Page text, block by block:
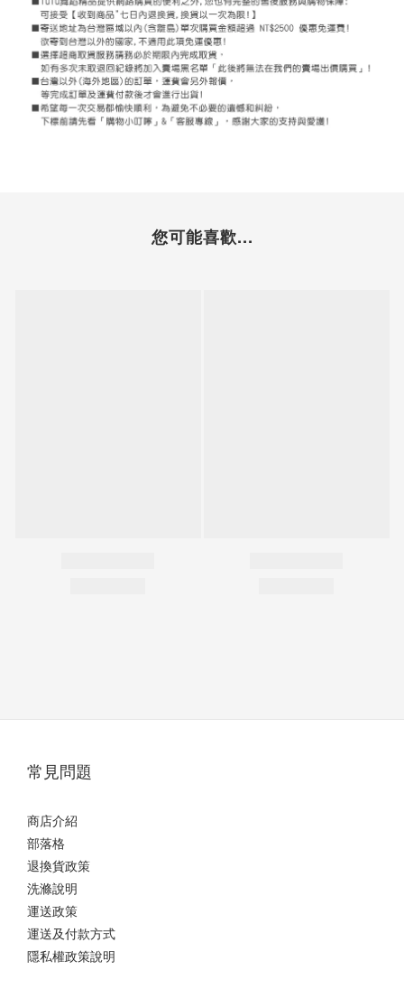
您可能喜歡...
常見問題
商店介紹
部落格
退換貨政策
洗滌說明
運送政策
運送及付款方式
隱私權政策說明